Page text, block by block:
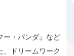
ー・パンダ』など
、ドリームワーク